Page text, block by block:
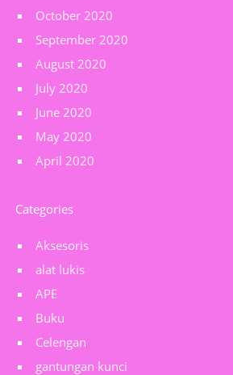
October 2020
September 2020
August 2020
July 2020
June 2020
May 2020
April 2020
Categories
Aksesoris
alat lukis
APE
Buku
Celengan
gantungan kunci